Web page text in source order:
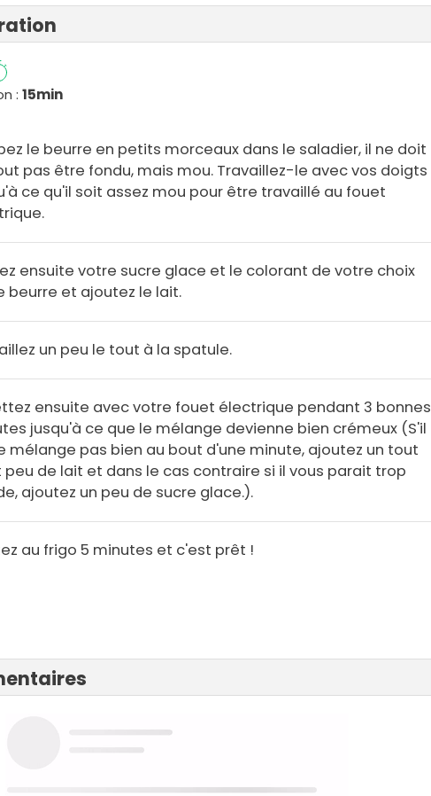
: 15min
le beurre en petits morceaux dans le saladier, il ne doit
pas être fondu, mais mou. Travaillez-le avec vos doigts
ce qu'il soit assez mou pour être travaillé au fouet
ensuite votre sucre glace et le colorant de votre choix
beurre et ajoutez le lait.
un peu le tout à la spatule.
ensuite avec votre fouet électrique pendant 3 bonnes
jusqu'à ce que le mélange devienne bien crémeux (S'il
mélange pas bien au bout d'une minute, ajoutez un tout
de lait et dans le cas contraire si il vous parait trop
ajoutez un peu de sucre glace.).
au frigo 5 minutes et c'est prêt !